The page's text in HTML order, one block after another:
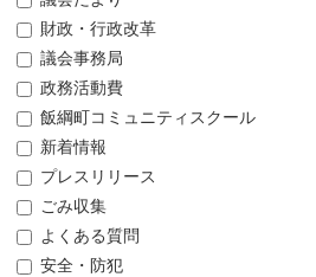
財政・行政改革
議会事務局
政務活動費
飯綱町コミュニティスクール
新着情報
プレスリリース
ごみ収集
よくある質問
安全・防犯